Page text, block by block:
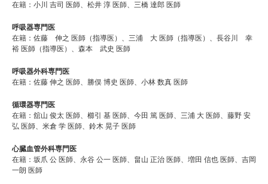
在籍：小川 吉司 医師、松井 淳 医師、三橋 達郎 医師
呼吸器専門医
在籍：佐藤 伸之 医師（指導医）、三浦 大 医師（指導医）、長谷川 幸
裕 医師（指導医）、森本 武史 医師
呼吸器外科専門医
在籍：佐藤 伸之 医師、勝俣 博史 医師、小林 数真 医師
循環器専門医
在籍：舘山 俊太 医師、櫛引 基 医師、今田 篤 医師、三浦 大 医師、藤野 安
弘 医師、米倉 学 医師、鈴木 晃子 医師
心臓血管外科専門医
在籍：坂爪 公 医師、永谷 公一 医師、畠山 正治 医師、増田 信也 医師、吉岡
一朗 医師